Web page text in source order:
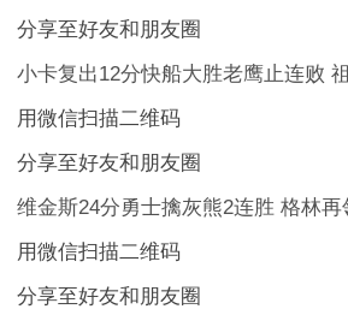
分享至好友和朋友圈
小卡复出12分快船大胜老鹰止连败
用微信扫描二维码
分享至好友和朋友圈
维金斯24分勇士擒灰熊2连胜 格林
用微信扫描二维码
分享至好友和朋友圈